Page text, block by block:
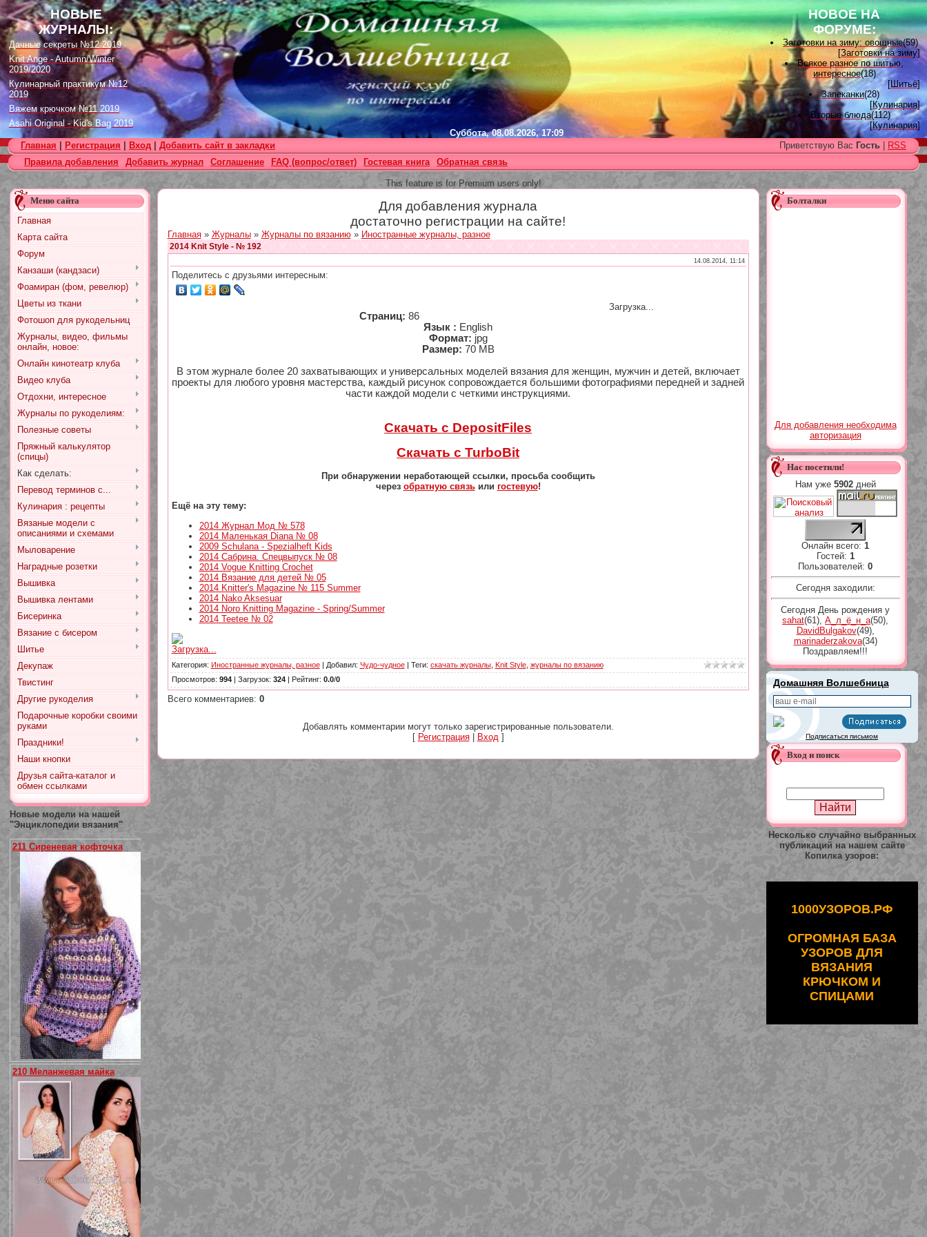
НОВЫЕ
ЖУРНАЛЫ:
Дачные секреты №12 2019
Knit Ange - Autumn/Winter
2019/2020
Кулинарный практикум №12
2019
Вяжем крючком №11 2019
Asahi Original - Kid's Bag 2019
Цветок. Спецвыпуск №4 2019
Designs in Machine Embroidery
№116 2019
Burda Örgü dergisi №2 2019
Loopy Mango Knitting: 34
Fashionable Pieces You Can
Make in a Day
Craft Stamper - January 2020
Суббота, 08.08.2026, 17:09
НОВОЕ НА
ФОРУМЕ:
Заготовки на зиму: овощные(59)
[Заготовки на зиму]
Всякое разное по шитью,
интересное(18)
[Шитьё]
Запеканки(28)
[Кулинария]
Вторые блюда(112)
[Кулинария]
Вышивка лентами(15)
[Вышивка лентами ]
Наградные розетки для
домашних питомцев, МК и
[Наградные розетки из атласной
ленты
Вяжем для детей(96)
Главная Регистрация Вход Добавить сайт в закладки Приветствую Вас Гость
RSS
Правила добавления
Добавить журнал Соглашение FAQ (вопрос/ответ) Гостевая книга Обратная связь
This feature is for Premium users only!
Меню сайта
Главная
Карта сайта
Форум
Канзаши (кандзаси)
Фоамиран (фом, ревелюр)
Цветы из ткани
Фотошоп для рукодельниц
Журналы, видео, фильмы
онлайн, новое:
Онлайн кинотеатр клуба
Видео клуба
Отдохни, интересное
Журналы по рукоделиям:
Полезные советы
Пряжный калькулятор
(спицы)
Как сделать:
Перевод терминов с...
Кулинария : рецепты
Вязаные модели с
описаниями и схемами
Мыловарение
Наградные розетки
Вышивка
Вышивка лентами
Бисеринка
Вязание с бисером
Шитье
Декупаж
Твистинг
Другие рукоделия
Подарочные коробки своими
руками
Праздники!
Наши кнопки
Друзья сайта-каталог и
обмен ссылками
Новые модели на нашей
"Энциклопедии вязания"
211 Сиреневая кофточка
210 Меланжевая майка
Для добавления журнала
достаточно регистрации на сайте!
Главная» Журналы» Журналы по вязанию» Иностранные журналы, разное
2014 Knit Style - № 192
14.08.2014, 11:14
Поделитесь с друзьями интересным:
Загрузка...
Страниц: 86
Язык : English
Формат: jpg
Размер: 70 MB
В этом журнале более 20 захватывающих и универсальных моделей вязания для женщин, мужчин и детей, включает
проекты для любого уровня мастерства, каждый рисунок сопровождается большими фотографиями передней и задней
части каждой модели с четкими инструкциями.
Скачать с DepositFiles
Скачать с TurboBit
При обнаружении неработающей ссылки, просьба сообщить
через обратную связьили гостевую!
Ещё на эту тему:
2014 Журнал Мод № 578
2014 Маленькая Diana № 08
2009 Schulana - Spezialheft Kids
2014 Сабрина. Спецвыпуск № 08
2014 Vogue Knitting Crochet
2014 Вязание для детей № 05
2014 Knitter's Magazine № 115 Summer
2014 Nako Aksesuar
2014 Noro Knitting Magazine - Spring/Summer
2014 Teetee № 02
Загрузка...
Категория: Иностранные журналы, разное| Добавил: Чудо-чудное| Теги: скачать журналы, Knit Style, журналы по вязанию
Просмотров: 994| Загрузок: 324| Рейтинг: 0.0/0
Всего комментариев: 0
Добавлять комментарии могут только зарегистрированные пользователи.
[ Регистрация| Вход]
Болталки
Для добавления необходима
авторизация
Нас посетили!
Нам уже 5902дней
Онлайн всего: 1
Гостей: 1
Пользователей: 0
Сегодня заходили:
Сегодня День рождения у
sahat(61) А_л_ё_н_а(50)
DavidBulgakov(49),
marinaderzakova(34)
Поздравляем!!!
Домашняя Волшебница
Подписаться письмом
Вход и поиск
Несколько случайно выбранных
публикаций на нашем сайте
Копилка узоров:
1000УЗОРОВ.РФ
ОГРОМНАЯ БАЗА
УЗОРОВ ДЛЯ
ВЯЗАНИЯ
КРЮЧКОМ И
СПИЦАМИ